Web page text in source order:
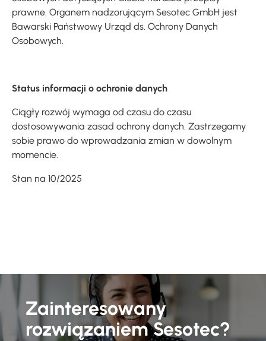
prawne. Organem nadzorującym Sesotec GmbH jest
Bawarski Państwowy Urząd ds. Ochrony Danych
Osobowych.
Status informacji o ochronie danych
Ciągły rozwój wymaga od czasu do czasu
dostosowywania zasad ochrony danych. Zastrzegamy
sobie prawo do wprowadzania zmian w dowolnym
momencie.
Stan na 10/2025
Zainteresowany
rozwiązaniem Sesotec?